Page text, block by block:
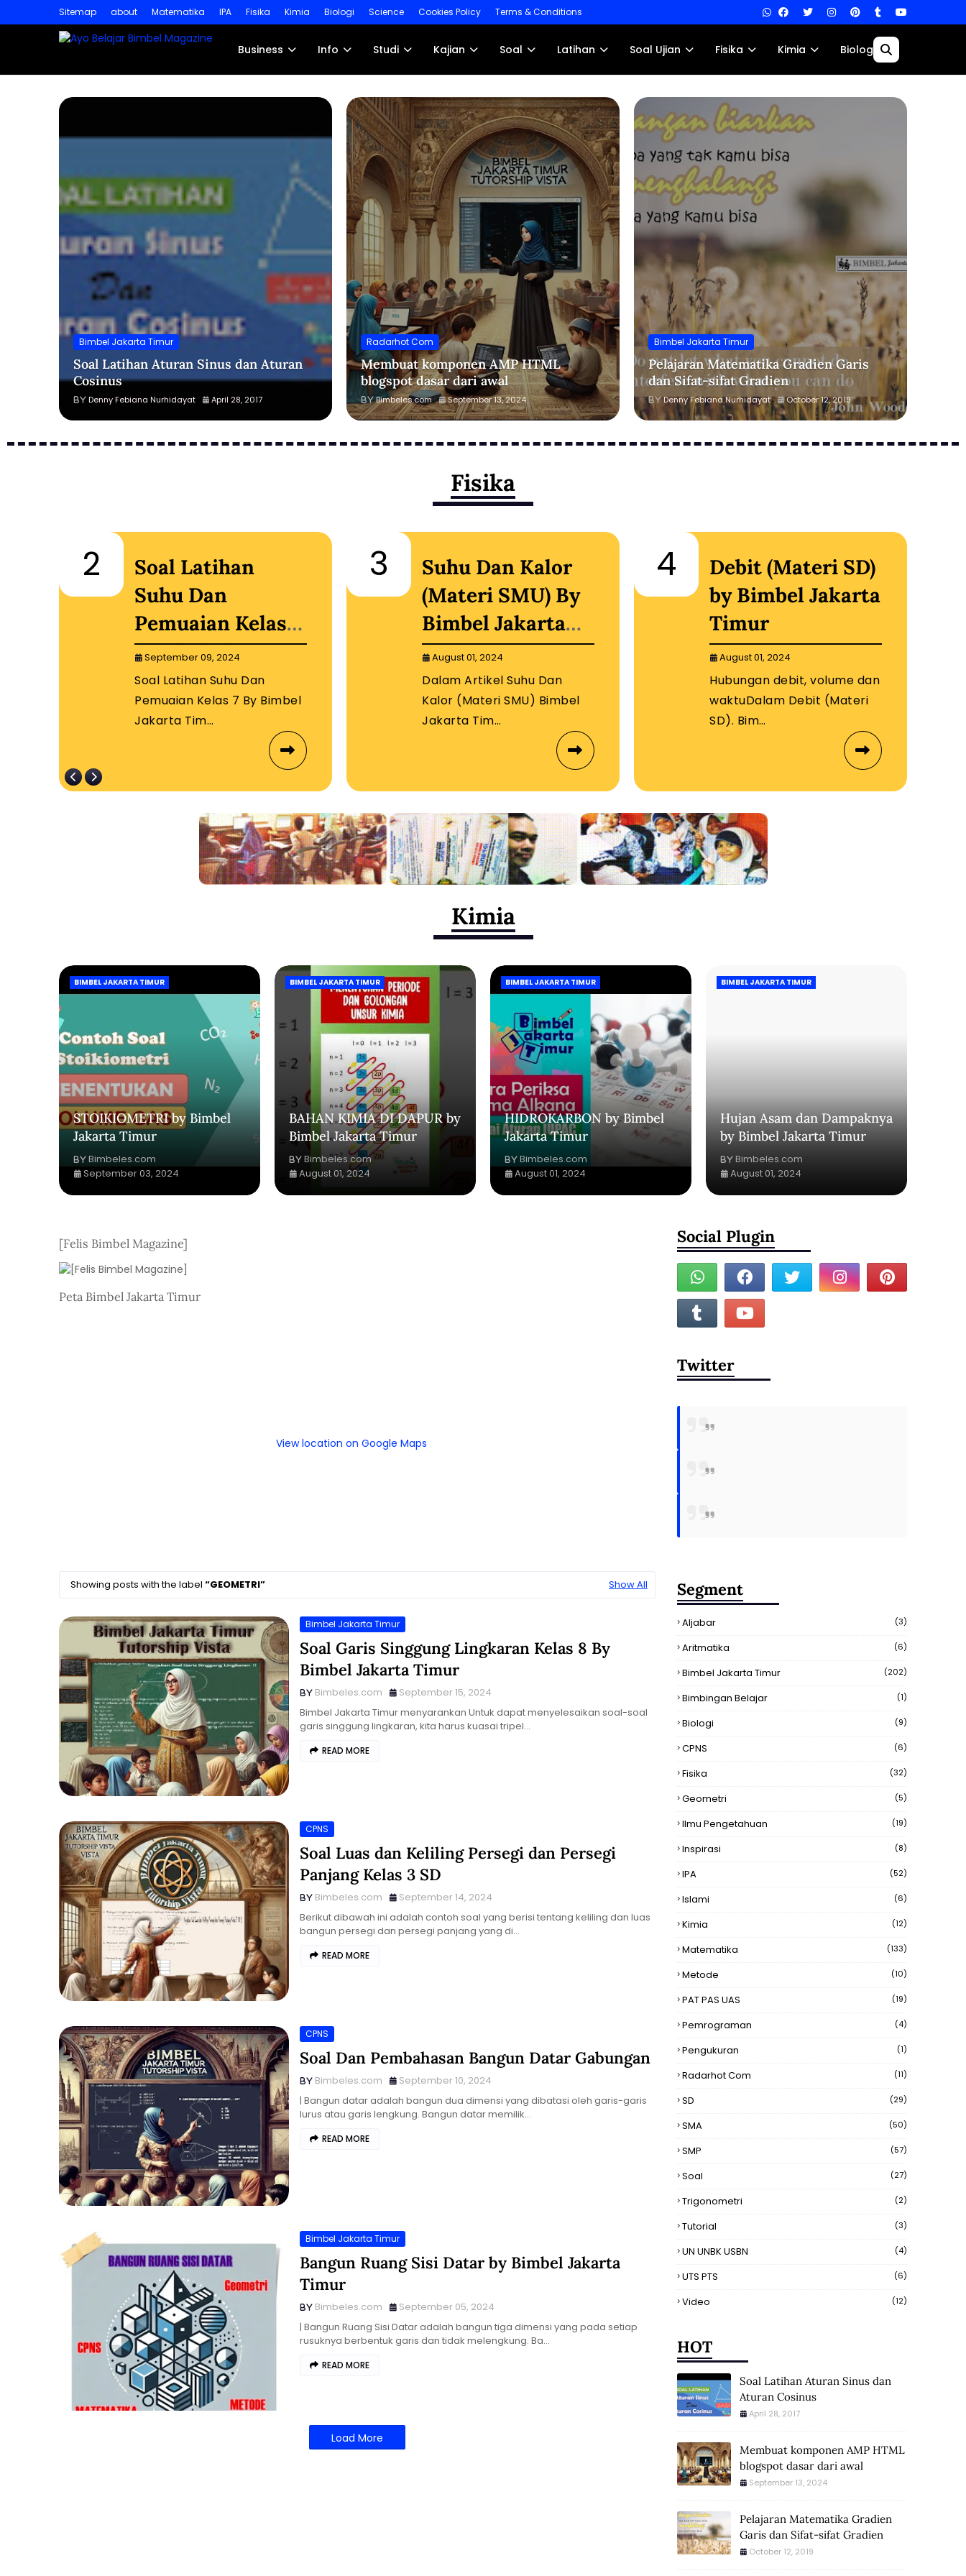
Sitemap about Matematika IPA Fisika Kimia Biologi Science Cookies Policy Terms & Conditions
Business Info Studi Kajian Soal Latihan Soal Ujian Fisika Kimia Biologi
Bimbel Jakarta Timur
Soal Latihan Aturan Sinus dan Aturan
Cosinus
Denny Febiana Nurhidayat April 28, 2017
Radarhot Com
Membuat komponen AMP HTML
blogspot dasar dari awal
Bimbeles.com September 13, 2024
Bimbel Jakarta Timur
Pelajaran Matematika Gradien Garis
dan Sifat-sifat Gradien
Denny Febiana Nurhidayat October 12, 2019
Fisika
2
Soal Latihan
Suhu Dan
Pemuaian Kelas 7
By Bimbel
Jakarta Timur
September 09, 2024
Soal Latihan Suhu Dan
Pemuaian Kelas 7 By Bimbel
Jakarta Tim…
3
Suhu Dan Kalor
(Materi SMU) By
Bimbel Jakarta
Timur
August 01, 2024
Dalam Artikel Suhu Dan
Kalor (Materi SMU) Bimbel
Jakarta Tim…
4
Debit (Materi SD)
by Bimbel Jakarta
Timur
August 01, 2024
Hubungan debit, volume dan
waktuDalam Debit (Materi
SD). Bim…
Kimia
BIMBEL JAKARTA TIMUR
STOIKIOMETRI by Bimbel
Jakarta Timur
Bimbeles.com
September 03, 2024
BIMBEL JAKARTA TIMUR
BAHAN KIMIA DI DAPUR by
Bimbel Jakarta Timur
Bimbeles.com
August 01, 2024
BIMBEL JAKARTA TIMUR
HIDROKARBON by Bimbel
Jakarta Timur
Bimbeles.com
August 01, 2024
BIMBEL JAKARTA TIMUR
Hujan Asam dan Dampaknya
by Bimbel Jakarta Timur
Bimbeles.com
August 01, 2024
[Felis Bimbel Magazine]
Peta Bimbel Jakarta Timur
View location on Google Maps
Showing posts with the label GEOMETRI Show All
Bimbel Jakarta Timur
Soal Garis Singgung Lingkaran Kelas 8 By
Bimbel Jakarta Timur
Bimbeles.com
September 15, 2024
Bimbel Jakarta Timur menyarankan Untuk dapat menyelesaikan soal-soal
garis singgung lingkaran, kita harus kuasai tripel…
READ MORE
CPNS
Soal Luas dan Keliling Persegi dan Persegi
Panjang Kelas 3 SD
Bimbeles.com
September 14, 2024
Berikut dibawah ini adalah contoh soal yang berisi tentang keliling dan luas
bangun persegi dan persegi panjang yang di…
READ MORE
CPNS
Soal Dan Pembahasan Bangun Datar Gabungan
Bimbeles.com
September 10, 2024
| Bangun datar adalah bangun dua dimensi yang dibatasi oleh garis-garis
lurus atau garis lengkung. Bangun datar memilik…
READ MORE
Bimbel Jakarta Timur
Bangun Ruang Sisi Datar by Bimbel Jakarta
Timur
Bimbeles.com
September 05, 2024
| Bangun Ruang Sisi Datar adalah bangun tiga dimensi yang pada setiap
rusuknya berbentuk garis dan tidak melengkung. Ba…
READ MORE
Load More
Social Plugin
Twitter
Segment
Aljabar (3)
Aritmatika (6)
Bimbel Jakarta Timur (202)
Bimbingan Belajar (1)
Biologi (9)
CPNS (6)
Fisika (32)
Geometri (5)
Ilmu Pengetahuan (19)
Inspirasi (8)
IPA (52)
Islami (6)
Kimia (12)
Matematika (133)
Metode (10)
PAT PAS UAS (19)
Pemrograman (4)
Pengukuran (1)
Radarhot Com (11)
SD (29)
SMA (50)
SMP (57)
Soal (27)
Trigonometri (2)
Tutorial (3)
UN UNBK USBN (4)
UTS PTS (6)
Video (12)
HOT
Soal Latihan Aturan Sinus dan
Aturan Cosinus
April 28, 2017
Membuat komponen AMP HTML
blogspot dasar dari awal
September 13, 2024
Pelajaran Matematika Gradien
Garis dan Sifat-sifat Gradien
October 12, 2019